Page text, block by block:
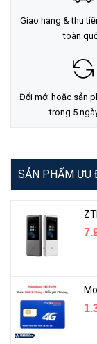
Giao hàng & thu
toàn
Đổi mới hoặc sản
trong 5
SẢN PHẨM ƯU